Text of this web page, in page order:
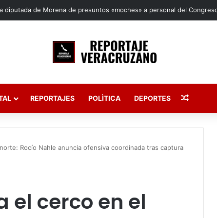
REPORTAJES POLÌTICA DEPORTES
Rocío Nahle anuncia ofensiva coordinada tras captura
el cerco en el